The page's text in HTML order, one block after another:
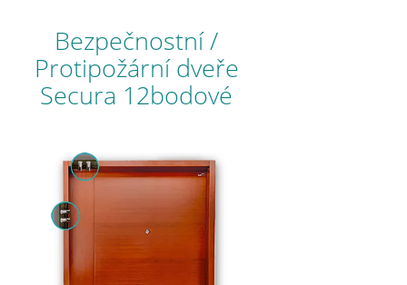
Bezpečnostní /
Protipožární dveře
Secura 12bodové